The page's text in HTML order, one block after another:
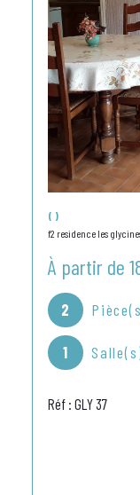
()
f2 residence les
À partir de
2
1
Réf : GLY 37